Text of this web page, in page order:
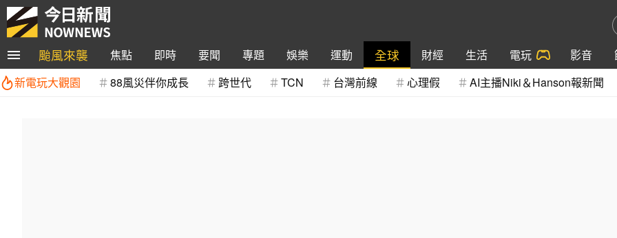
颱風來襲 焦點 即時 要聞 專題 娛樂 運動 全球 財經 生活 電玩 影音
新電玩大觀園
88風災伴你成長 跨世代 TCN 台灣前線 心理假 AI主播Niki＆Hanson報新聞